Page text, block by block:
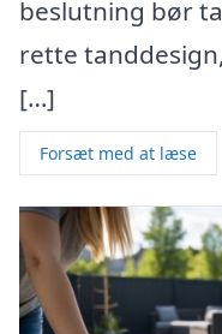
beslutning bør
rette
[…]
Forsæt med at læse